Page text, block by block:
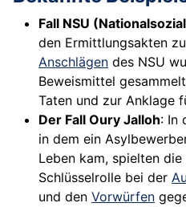
Fall NSU
den Ermittlungsakten
Anschlägen des NSU
Beweismittel
Taten und zur Anklage
Der Fall Oury Jalloh: In
in dem ein
Leben kam, spielten
Schlüsselrolle bei der
und den Vorwürfen